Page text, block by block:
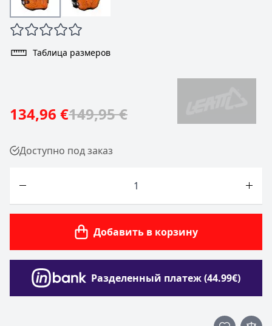
Таблица размеров
134,96 €149,95 €
Доступно под заказ
Добавить в корзину
Разделенный платеж (44.99€)